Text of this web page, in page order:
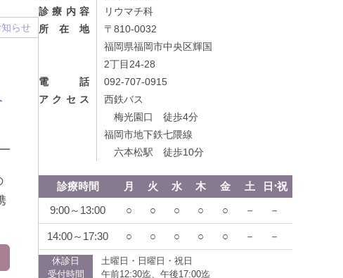
らせ
診療内容
リウマチ科
所在地
〒810-0032
福岡県福岡市中央区輝国
2丁目24-28
電話
092-707-0915
アクセス
西鉄バス
梅光園口 徒歩4分
福岡市地下鉄七隈線
六本松駅 徒歩10分